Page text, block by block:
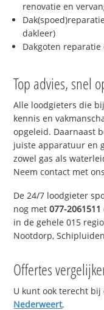
renovatie en
dakleer)
Dakgoten reparatie
Top advies, snel
Alle loodgieters die
kennis en
opgeleid. Daarnaast
juiste apparatuur en
zowel gas als
Neem contact met
De 24/7 loodgieter
nog met077-2061511
in de gehele 015
Nootdorp,
Offertes
U kunt ook terecht
Nederweert.